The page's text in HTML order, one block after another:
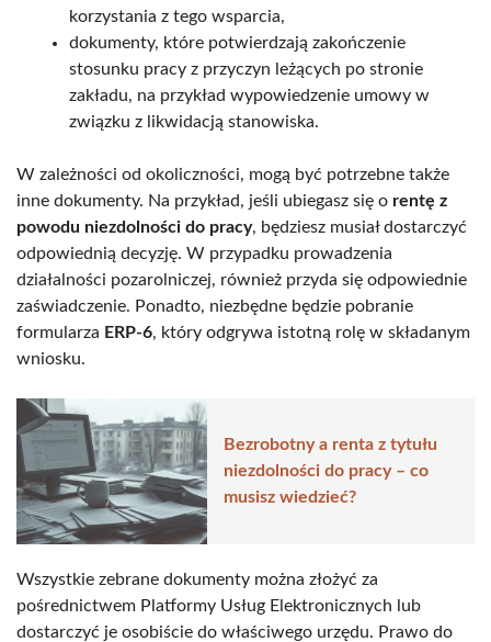
korzystania z tego wsparcia,
dokumenty, które potwierdzają zakończenie
stosunku pracy z przyczyn leżących po stronie
zakładu, na przykład wypowiedzenie umowy w
związku z likwidacją stanowiska.
W zależności od okoliczności, mogą być potrzebne także
inne dokumenty. Na przykład, jeśli ubiegasz się o rentę z
powodu niezdolności do pracy, będziesz musiał dostarczyć
odpowiednią decyzję. W przypadku prowadzenia
działalności pozarolniczej, również przyda się odpowiednie
zaświadczenie. Ponadto, niezbędne będzie pobranie
formularza ERP-6, który odgrywa istotną rolę w składanym
wniosku.
Bezrobotny a renta z tytułu
niezdolności do pracy – co
musisz wiedzieć?
Wszystkie zebrane dokumenty można złożyć za
pośrednictwem Platformy Usług Elektronicznych lub
dostarczyć je osobiście do właściwego urzędu. Prawo do